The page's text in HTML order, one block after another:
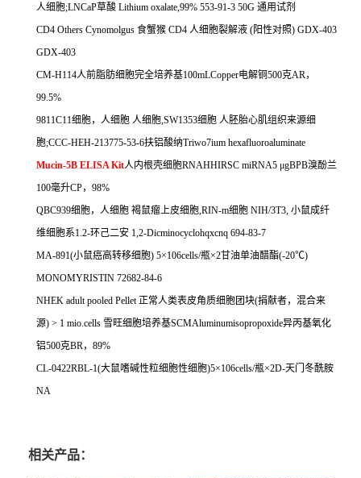
人细胞;LNCaP草酸 Lithium oxalate,99% 553-91-3 50G 通用试剂
CD4 Others Cynomolgus 食蟹猴 CD4 人细胞裂解液 (阳性对照) GDX-403
GDX-403
CM-H114人前脂肪细胞完全培养基100mLCopper电解铜500克AR，
99.5%
9811C11细胞，人细胞 人细胞,SW1353细胞 人胚胎心肌组织来源细
胞;CCC-HEH-213775-53-6扶铝酸纳Triwo7ium hexafluoroaluminate
Mucin-5B ELISA Kit人内根壳细胞RNAHHIRSC miRNA5 μgBPB溴酚兰
100毫升CP， 98%
QBC939细胞，人细胞 褐鼠瘤上皮细胞,RIN-m细胞 NIH/3T3, 小鼠成纤
维细胞系1.2-环己二安 1,2-Dicminocyclohqxcnq 694-83-7
MA-891(小鼠癌高转移细胞) 5×106cells/瓶×2甘油单油醋酯(-20℃)
MONOMYRISTIN 72682-84-6
NHEK adult pooled Pellet正常人类表皮角质细胞团块(捐献者，混合来
源) > 1 mio.cells 雪旺细胞培养基SCMAluminumisopropoxide异丙基氧化
铝500克BR， 89%
CL-0422RBL-1(大鼠嗜碱性粒细胞性细胞)5×106cells/瓶×2D-天门冬酰胺
NA
相关产品：